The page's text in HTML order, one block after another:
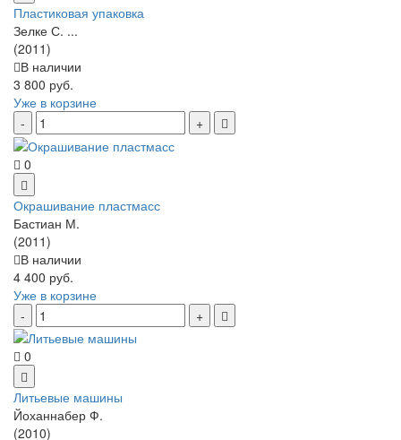
Пластиковая упаковка
Зелке С. ...
(2011)
В наличии
3 800 руб.
Уже в корзине
0
Окрашивание пластмасс
Бастиан М.
(2011)
В наличии
4 400 руб.
Уже в корзине
0
Литьевые машины
Йоханнабер Ф.
(2010)